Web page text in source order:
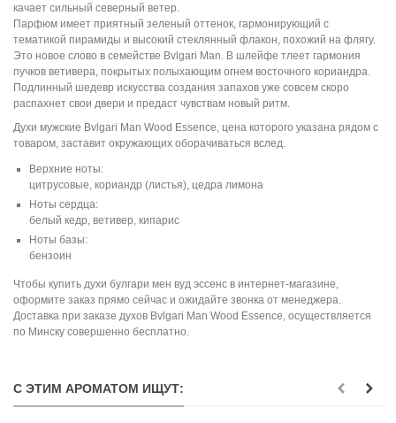
качает сильный северный ветер.
Парфюм имеет приятный зеленый оттенок, гармонирующий с
тематикой пирамиды и высокий стеклянный флакон, похожий на флягу.
Это новое слово в семействе Bvlgari Man. В шлейфе тлеет гармония
пучков ветивера, покрытых полыхающим огнем восточного кориандра.
Подлинный шедевр искусства создания запахов уже совсем скоро
распахнет свои двери и предаст чувствам новый ритм.
Духи мужские Bvlgari Man Wood Essence, цена которого указана рядом с
товаром, заставит окружающих оборачиваться вслед.
Верхние ноты:
цитрусовые, кориандр (листья), цедра лимона
Ноты сердца:
белый кедр, ветивер, кипарис
Ноты базы:
бензоин
Чтобы купить духи булгари мен вуд эссенс в интернет-магазине,
оформите заказ прямо сейчас и ожидайте звонка от менеджера.
Доставка при заказе духов Bvlgari Man Wood Essence, осуществляется
по Минску совершенно бесплатно.
С ЭТИМ АРОМАТОМ ИЩУТ: